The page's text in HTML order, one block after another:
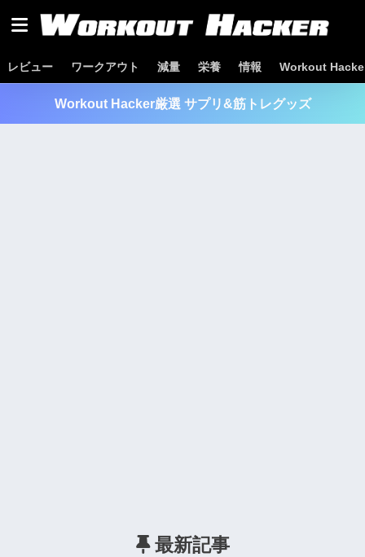
レビュー ワークアウト 減量 栄養 情報 Workout
Workout Hacker厳選 サプリ&筋トレグッズ
最新記事